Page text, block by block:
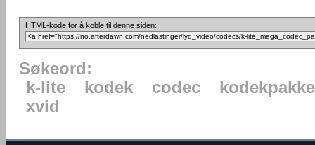
HTML-kode for å koble til denne siden:
Søkeord:
k-lite
kodek codec
kodekpakke
xvid